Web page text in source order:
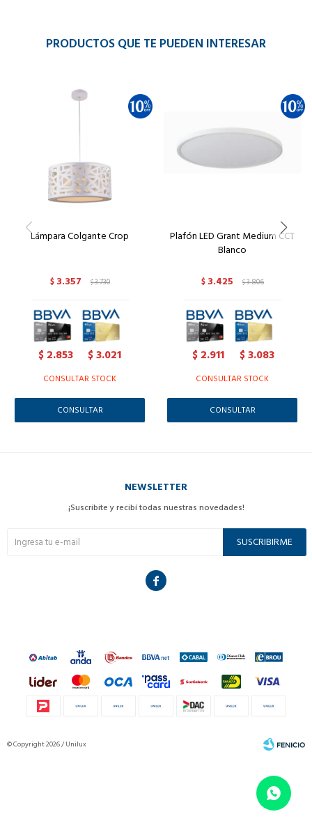
PRODUCTOS QUE TE PUEDEN INTERESAR
Lámpara Colgante Crop
$ 3.357 $3.730
$ 2.853 $3.021
CONSULTAR STOCK
CONSULTAR
Plafón LED Grant Medium CCT
Blanco
$ 3.425 $3.806
$ 2.911 $3.083
CONSULTAR STOCK
CONSULTAR
NEWSLETTER
¡Suscribite y recibí todas nuestras novedades!
SUSCRIBIRME

© Copyright 2026 / Unilux